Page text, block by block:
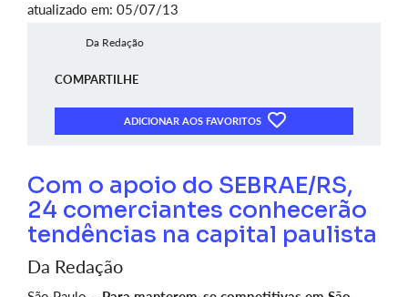
atualizado em: 05/07/13
Da Redação
COMPARTILHE
ADICIONAR AOS FAVORITOS
Com o apoio do SEBRAE/RS,
24 comerciantes conhecerão
tendências na capital paulista
Da Redação